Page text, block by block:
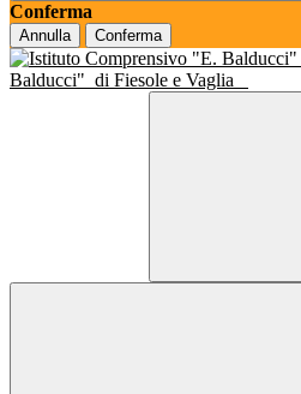
Conferma
Annulla Conferma
Balducci" di Fiesole e Vaglia